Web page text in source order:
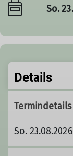
So.
Details
Termindetails
So. 23.08.2026